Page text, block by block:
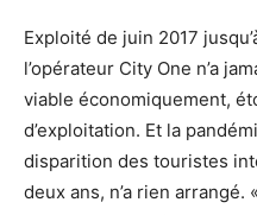
Exploité de juin 2017
l’opérateur City One n’a
viable économiquement,
d’exploitation. Et la
disparition des touristes
deux ans, n’a rien